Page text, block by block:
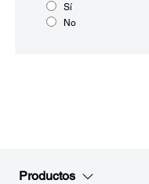
Sí
No
Productos